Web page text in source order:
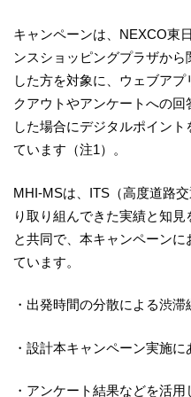
キャンペーンは、NEXCO東
ンスショッピングプラザか
した方を対象に、ウェブア
クアウトやアンケートへの
した場合にデジタルポイン
ています（注1）。
MHI-MSは、ITS（高度道路
り取り組んできた実績と知
と共同で、本キャンペーン
ています。
・出発時間の分散による渋
・設計本キャンペーン実施
・アンケート結果などを活